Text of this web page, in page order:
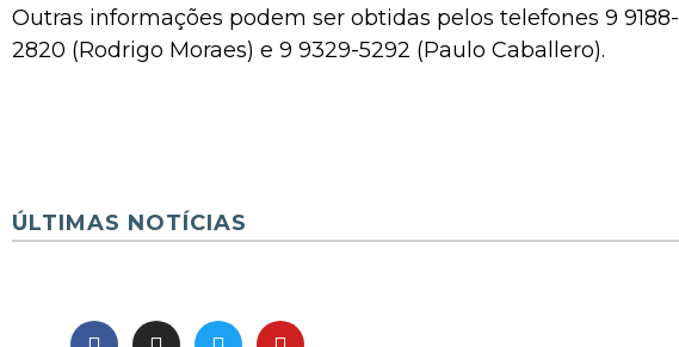
Outras informações podem ser obtidas pelos telefones 9 9188-
2820 (Rodrigo Moraes) e 9 9329-5292 (Paulo Caballero).
ÚLTIMAS NOTÍCIAS